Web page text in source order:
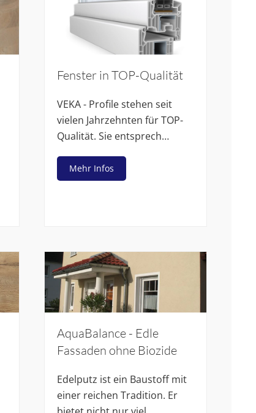
Fenster in TOP-Qualität
VEKA - Profile stehen seit
vielen Jahrzehnten für TOP-
Qualität. Sie entsprech…
Mehr Infos
AquaBalance - Edle
Fassaden ohne Biozide
Edelputz ist ein Baustoff mit
einer reichen Tradition. Er